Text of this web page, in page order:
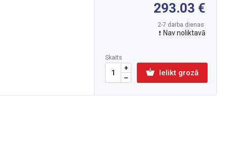
293.03
2-7 darba dienas
Nav noliktavā
Skaits
Ielikt grozā